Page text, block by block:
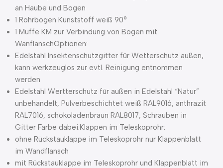
an Haube und Bogen
1 Rohrbogen Kunststoff weiß 90°
1 Muffe KM zur Verbindung von Bogen mit
WanflanschOptionen:
Edelstahl Insektenschutzgitter für Wetterschutz außen,
kann werkzeuglos zur evtl. Reinigung entnommen
werden
Edelstahl Wertterschutz für außen in Edelstahl “Natur”
unbehandelt, Pulverbeschichtet weiß RAL9016, anthrazit
RAL7016, schokoladenbraun RAL8017, Schrauben in
Gitter Farbe dabei.Klappen im Teleskoprohr:
ohne Rückstauklappe im Teleskoprohr nur Klappenblatt
im Wandflansch
mit Rückstauklappe im Teleskoprohr und Klappenblatt im